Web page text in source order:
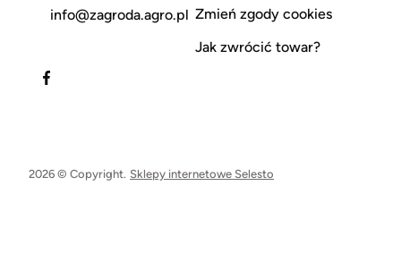
info@zagroda.agro.pl Zmień zgody cookies
Jak zwrócić towar?
2026 © Copyright. Sklepy internetowe Selesto